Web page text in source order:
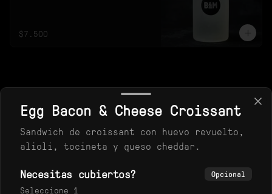
$7.500
Egg Bacon & Cheese Croissant
Sandwich de croissant con huevo revuelto,
alioli, tocineta y queso cheddar.
Necesitas cubiertos? Opcional
Seleccione 1